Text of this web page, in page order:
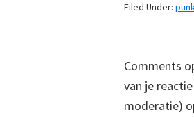
Filed Under:
Comments
van je
moderatie)